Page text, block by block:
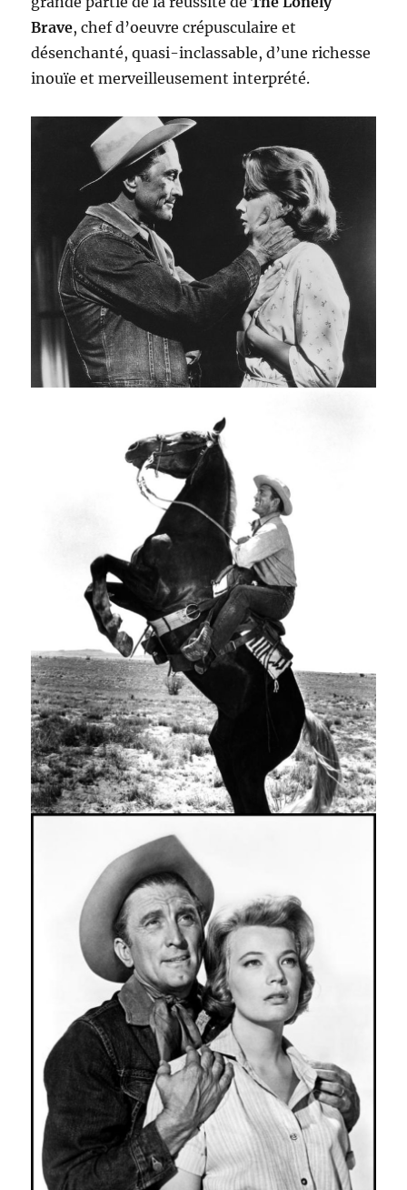
Brave, chef d’oeuvre crépusculaire et
désenchanté, quasi-inclassable, d’une richesse
inouïe et merveilleusement interprété.